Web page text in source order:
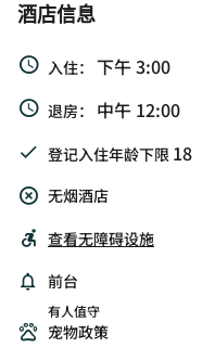
酒店信息
入住： 下午 3:00
退房： 中午 12:00
登记入住年龄下限 18
无烟酒店
查看无障碍设施
前台
有人值守
宠物政策